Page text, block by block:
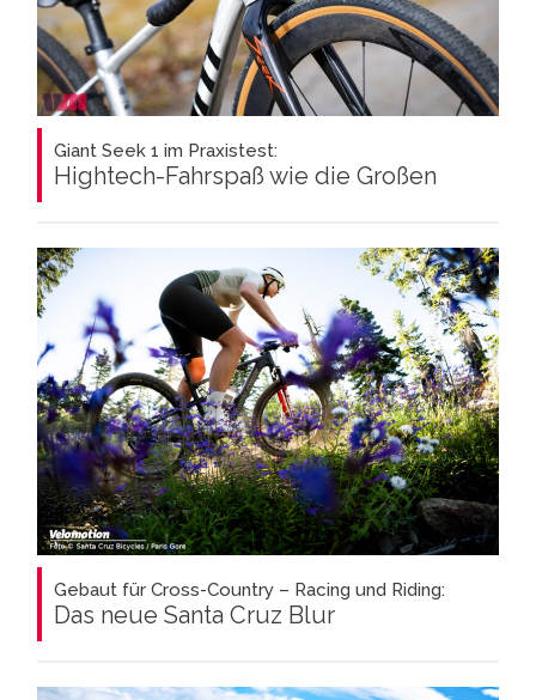
Giant Seek 1 im Praxistest:
Hightech-Fahrspaß wie die Großen
Gebaut für Cross-Country – Racing und Riding:
Das neue Santa Cruz Blur